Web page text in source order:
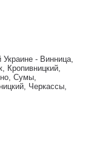
Украине - Винница,
Кропивницкий,
Сумы,
Черкассы,